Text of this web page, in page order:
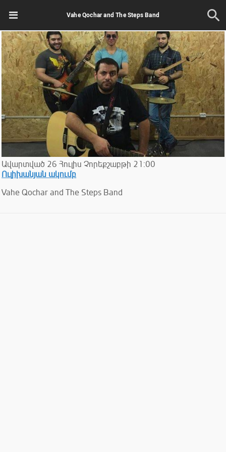
Vahe Qochar and The Steps Band
Ավարտված 26 Հուլիս Չորեքշաբթի 21:00
Ուլիխանյան ակումբ
Vahe Qochar and The Steps Band